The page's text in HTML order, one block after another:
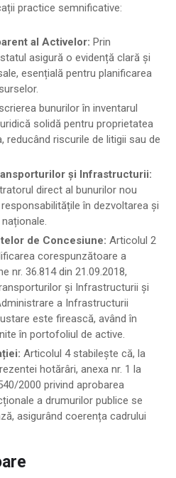
practice semnificative:
al Activelor: Prin
asigură o evidență clară și
esențială pentru planificarea
bunurilor în inventarul
solidă pentru proprietatea
reducând riscurile de litigii sau de
și Infrastructurii:
direct al bunurilor nou
în dezvoltarea și
de Concesiune: Articolul 2
corespunzătoare a
nr. 36.814 din 21.09.2018,
și Infrastructurii și
a Infrastructurii
este firească, având în
în portofoliul de active.
Articolul 4 stabilește că, la
hotărâri, anexa nr. 1 la
2000 privind aprobarea
a drumurilor publice se
asigurând coerența cadrului